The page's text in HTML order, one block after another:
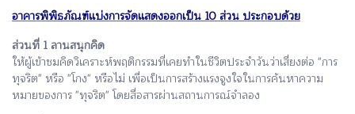
อาคารพิพิธภัณฑ์แบ่งการจัดแสดงออกเป็น 10 ส่วน ประกอบด้วย
ส่วนที่ 1 ลานสนุกคิด
ให้ผู้เข้าชมคิดวิเคราะห์พฤติกรรมที่เคยทำในชีวิตประจำวันว่าเสี่ยงต่อ "การ
ทุจริต" หรือ "โกง" หรือไม่ เพื่อเป็นการสร้างแรงจูงใจในการค้นหาความ
หมายของการ "ทุจริต" โดยสื่อสารผ่านสถานการณ์จำลอง